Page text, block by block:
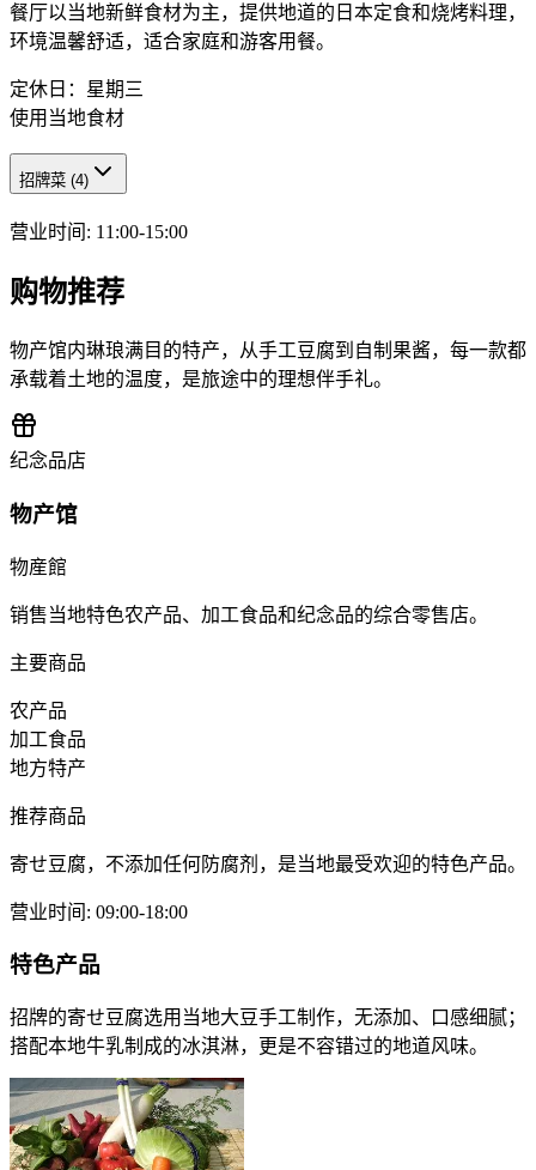
餐厅以当地新鲜食材为主，提供地道的日本定食和烧烤料理，
环境温馨舒适，适合家庭和游客用餐。
定休日：星期三
使用当地食材
招牌菜 (4)
营业时间 : 11:00-15:00
购物推荐
物产馆内琳琅满目的特产，从手工豆腐到自制果酱，每一款都
承载着土地的温度，是旅途中的理想伴手礼。
纪念品店
物产馆
物産館
销售当地特色农产品、加工食品和纪念品的综合零售店。
主要商品
农产品
加工食品
地方特产
推荐商品
寄せ豆腐，不添加任何防腐剂，是当地最受欢迎的特色产品。
营业时间 : 09:00-18:00
特色产品
招牌的寄せ豆腐选用当地大豆手工制作，无添加、口感细腻；
搭配本地牛乳制成的冰淇淋，更是不容错过的地道风味。